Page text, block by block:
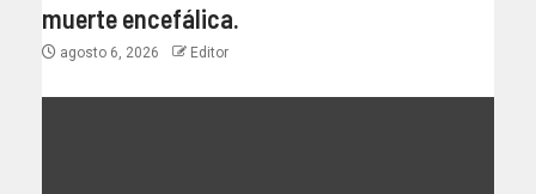
muerte encefálica.
agosto 6, 2026 Editor